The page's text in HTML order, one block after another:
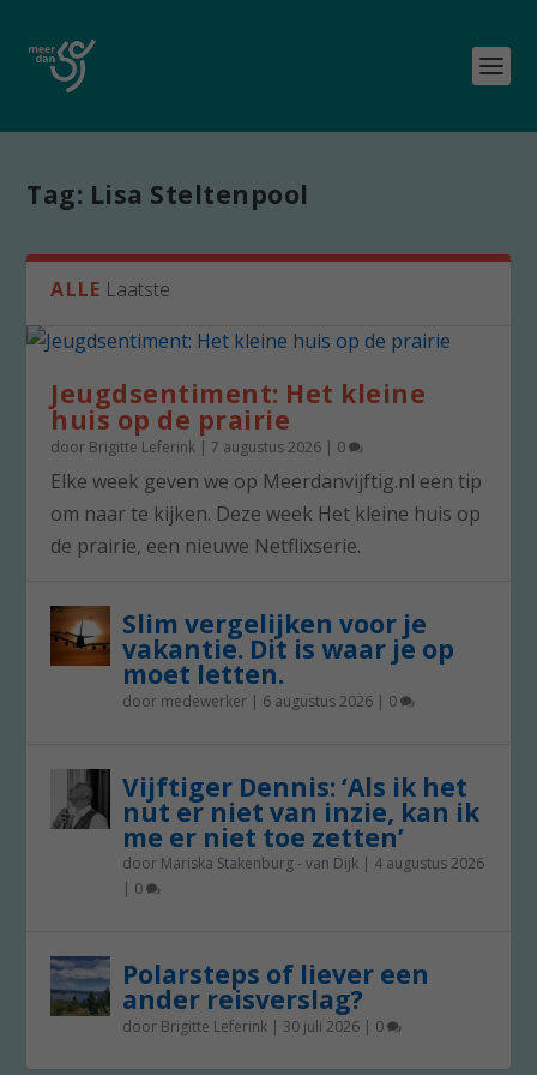
Tag: Lisa Steltenpool
ALLE Laatste
Jeugdsentiment: Het kleine
huis op de prairie
door Brigitte Leferink |7 augustus 2026 | 0
Elke week geven we op Meerdanvijftig.nl een tip
om naar te kijken. Deze week Het kleine huis op
de prairie, een nieuwe Netflixserie.
Slim vergelijken voor je
vakantie. Dit is waar je op
moet letten.
door medewerker | 6 augustus 2026 | 0
Vijftiger Dennis: ‘Als ik het
nut er niet van inzie, kan ik
me er niet toe zetten’
door Mariska Stakenburg - van Dijk | 4 augustus 2026
| 0
Polarsteps of liever een
ander reisverslag?
door Brigitte Leferink | 30 juli 2026 | 0